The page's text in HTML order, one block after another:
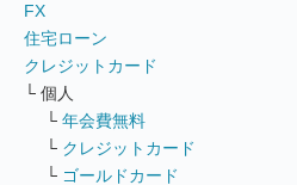
FX
住宅ローン
クレジットカード
└ 個人
└ 年会費無料
└ クレジットカード
└ ゴールドカード